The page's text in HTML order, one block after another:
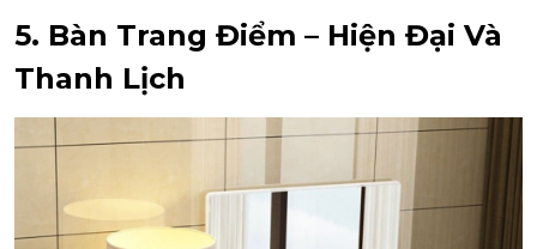
5. Bàn Trang Điểm – Hiện Đại Và
Thanh Lịch